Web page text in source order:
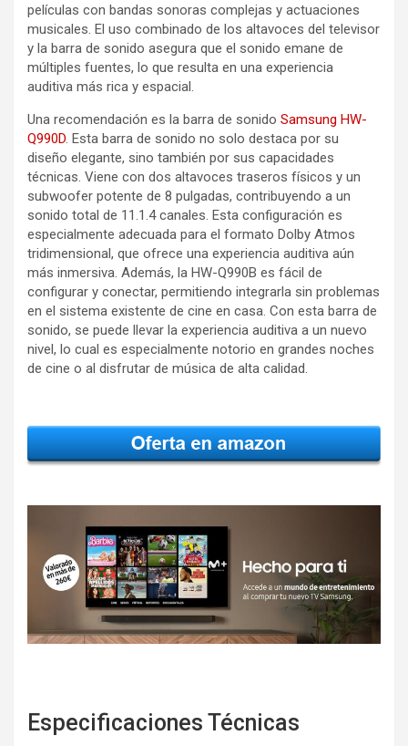
películas con bandas sonoras complejas y actuaciones
musicales. El uso combinado de los altavoces del televisor
y la barra de sonido asegura que el sonido emane de
múltiples fuentes, lo que resulta en una experiencia
auditiva más rica y espacial.
Una recomendación es la barra de sonido Samsung HW-
Q990D. Esta barra de sonido no solo destaca por su
diseño elegante, sino también por sus capacidades
técnicas. Viene con dos altavoces traseros físicos y un
subwoofer potente de 8 pulgadas, contribuyendo a un
sonido total de 11.1.4 canales. Esta configuración es
especialmente adecuada para el formato Dolby Atmos
tridimensional, que ofrece una experiencia auditiva aún
más inmersiva. Además, la HW-Q990B es fácil de
configurar y conectar, permitiendo integrarla sin problemas
en el sistema existente de cine en casa. Con esta barra de
sonido, se puede llevar la experiencia auditiva a un nuevo
nivel, lo cual es especialmente notorio en grandes noches
de cine o al disfrutar de música de alta calidad.
Especificaciones Técnicas